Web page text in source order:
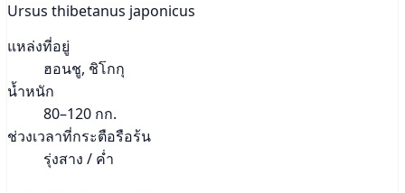
Ursus thibetanus japonicus
แหล่งที่อยู่
ฮอนชู, ชิโกกุ
น้ำหนัก
80–120 กก.
ช่วงเวลาที่กระตือรือร้น
รุ่งสาง / ค่ำ